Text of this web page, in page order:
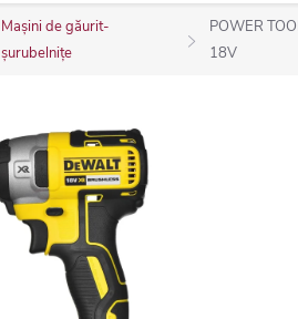
Mașini de găurit-
șurubelnițe
POWER
18V